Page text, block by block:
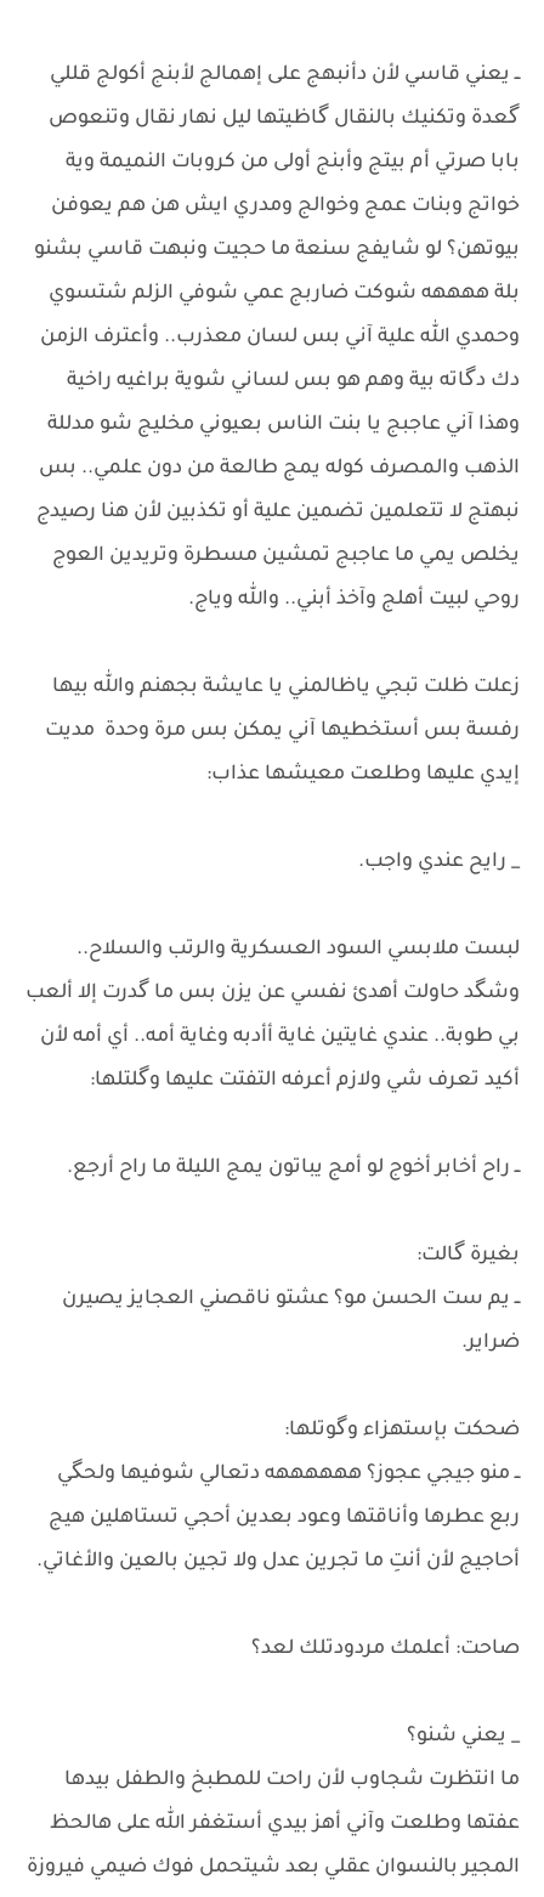
​ــ يعني قاسي لأن دأنبهج على إهمالج لأبنج أكولج قللي
گعدة وتكنيك بالنقال گاظيتها ليل نهار نقال وتنعوص
بابا صرتي أم بيتج وأبنج أولى من كروبات النميمة وية
خواتج وبنات عمج وخوالج ومدري ايش هن هم يعوفن
بيوتهن؟ لو شايفج سنعة ما حجيت ونبهت قاسي بشنو
بلة ههههه شوكت ضاربج عمي شوفي الزلم شتسوي
وحمدي الله علية ​آني بس لسان معذرب.. وأعترف الزمن
دك دگاته بية وهم هو بس لساني شوية براغيه راخية
وهذا آني عاجبج يا بنت الناس بعيوني مخليج شو مدللة
الذهب والمصرف كوله يمج طالعة من دون علمي.. بس
نبهتج لا تتعلمين تضمين علية أو تكذبين لأن هنا رصيدج
يخلص يمي ما عاجبج تمشين مسطرة وتريدين العوج
روحي لبيت أهلج وآخذ أبني.. والله وياج.
زعلت ظلت تبجي ياظالمني يا عايشة بجهنم والله بيها
رفسة بس أستخطيها آني يمكن بس مرة وحدة مديت
إيدي عليها وطلعت معيشها عذاب:
_ رايح عندي واجب.
لبست ملابسي السود العسكرية والرتب والسلاح..
وشگد حاولت أهدئ نفسي عن يزن بس ما گدرت إلا ألعب
بي طوبة.. عندي غايتين غاية أأدبه وغاية أمه.. أي أمه لأن
أكيد تعرف شي ولازم أعرفه ​التفتت عليها وگلتلها:
ــ راح أخابر أخوج لو أمج يباتون يمج الليلة ما راح أرجع.
​بغيرة گالت:
ــ يم ست الحسن مو؟ عشتو ناقصني العجايز يصيرن
ضراير.
​ضحكت بإستهزاء وگوتلها:
ــ منو جيجي عجوز؟ ههههههه دتعالي شوفيها ولحگي
ربع عطرها وأناقتها وعود بعدين أحجي تستاهلين هيج
أحاجيج لأن أنتِ ما تجرين عدل ولا تجين بالعين والأغاتي.
صاحت: أعلمك مردودتلك لعد؟
_ يعني شنو؟
ما انتظرت شجاوب لأن راحت للمطبخ والطفل بيدها
عفتها وطلعت وآني أهز بيدي أستغفر الله على هالحظ
المجير بالنسوان عقلي بعد شيتحمل فوك ضيمي فيروزة